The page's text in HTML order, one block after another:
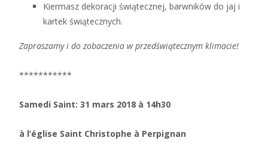
Kiermasz dekoracji świątecznej, barwników do jaj i
kartek świątecznych.
Zapraszamy i do zobaczenia w przedświątecznym klimacie!
***********
Samedi Saint: 31 mars 2018 à 14h30
à l’église Saint Christophe à Perpignan